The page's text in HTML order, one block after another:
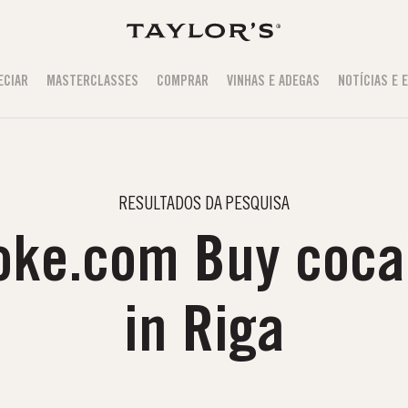
MASTERCLASSES COMPRAR VINHAS E ADEGAS NOTÍCIAS E
RESULTADOS DA PESQUISA
Buy
in Riga
NA TAYLOR'S